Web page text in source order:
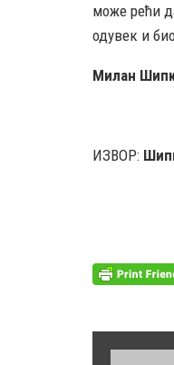
може рећи
одувек и
Милан
ИЗВОР: